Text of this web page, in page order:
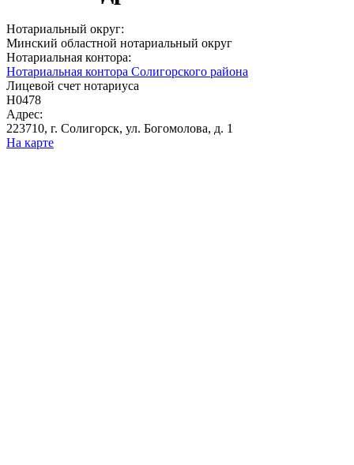
Нотариальный округ:
Минский областной нотариальный округ
Нотариальная контора:
Нотариальная контора Солигорского района
Лицевой счет нотариуса
Н0478
Адрес:
223710, г. Солигорск, ул. Богомолова, д. 1
На карте